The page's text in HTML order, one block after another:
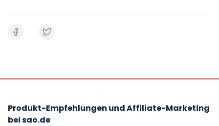
Produkt-Empfehlungen und Affiliate-Marketing
bei sao.de